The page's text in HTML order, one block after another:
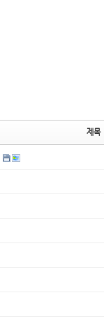
제목